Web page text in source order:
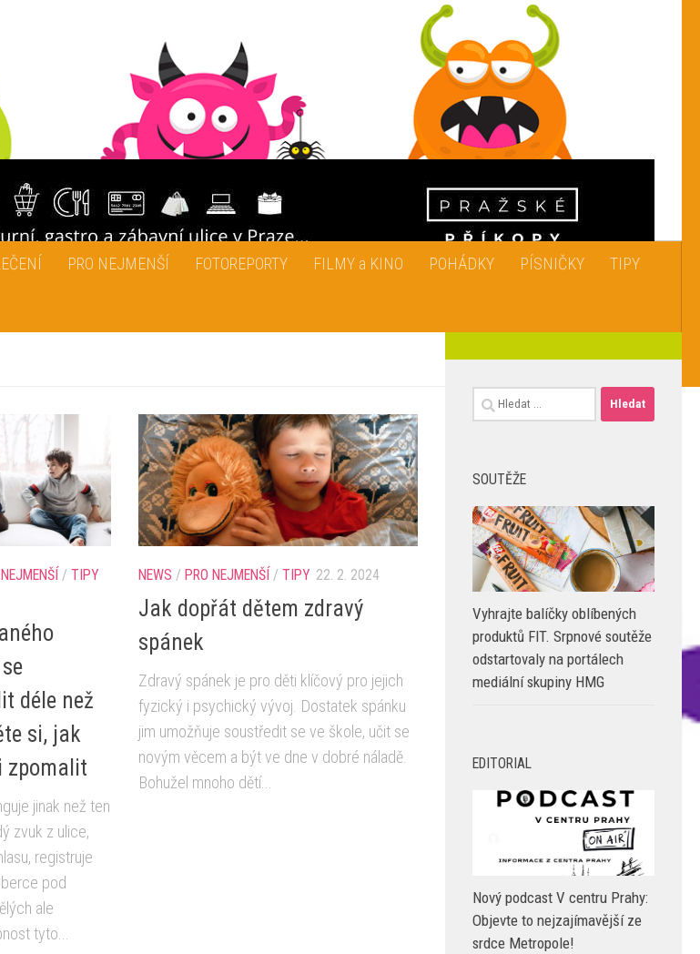
PRO NEJMENŠÍ FOTOREPORTY FILMY a KINO POHÁDKY PÍSNIČKY TIPY
/ TIPY
déle než
si, jak
zpomalit
jinak než ten
zvuk z ulice,
registruje
pod
ale
tyto...
NEWS / PRO NEJMENŠÍ / TIPY 22. 2. 2024
Jak dopřát dětem zdravý
spánek
Zdravý spánek je pro děti klíčový pro jejich
fyzický i psychický vývoj. Dostatek spánku
jim umožňuje soustředit se ve škole, učit se
novým věcem a být ve dne v dobré náladě.
Bohužel mnoho dětí...
Vyhledávání
SOUTĚŽE
Vyhrajte balíčky oblíbených
produktů FIT. Srpnové soutěže
odstartovaly na portálech
mediální skupiny HMG
EDITORIAL
Nový podcast V centru Prahy:
Objevte to nejzajímavější ze
srdce Metropole!